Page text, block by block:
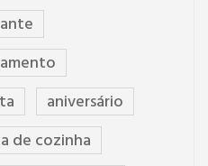
aniversário
de cozinha